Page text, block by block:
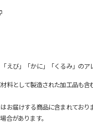
えび」「かに」「くるみ」のア
として製造された加工品も
届けする商品に含まれており
合があります。